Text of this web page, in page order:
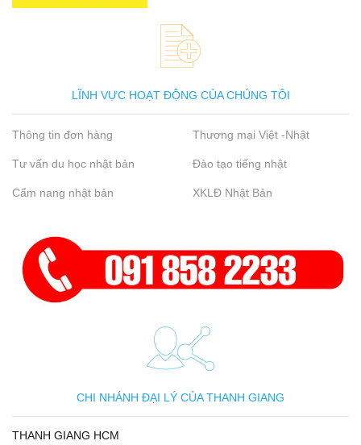
LĨNH VỰC HOẠT ĐỘNG CỦA CHÚNG TÔI
Thông tin đơn hàng Thương mại Việt -Nhật
Tư vấn du học nhật bản Đào tạo tiếng nhật
Cẩm nang nhật bản XKLĐ Nhật Bản
CHI NHÁNH ĐẠI LÝ CỦA THANH GIANG
THANH GIANG HCM